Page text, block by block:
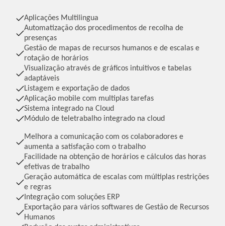
Aplicações Multilingua
Automatização dos procedimentos de recolha de
presenças
Gestão de mapas de recursos humanos e de escalas e
rotação de horários
Visualização através de gráficos intuitivos e tabelas
adaptáveis
Listagem e exportação de dados
Aplicação mobile com multiplas tarefas
Sistema integrado na Cloud
Módulo de teletrabalho integrado na cloud
Melhora a comunicação com os colaboradores e
aumenta a satisfação com o trabalho
Facilidade na obtenção de horários e cálculos das horas
efetivas de trabalho
Geração automática de escalas com múltiplas restrições
e regras
Integração com soluções ERP
Exportação para vários softwares de Gestão de Recursos
Humanos